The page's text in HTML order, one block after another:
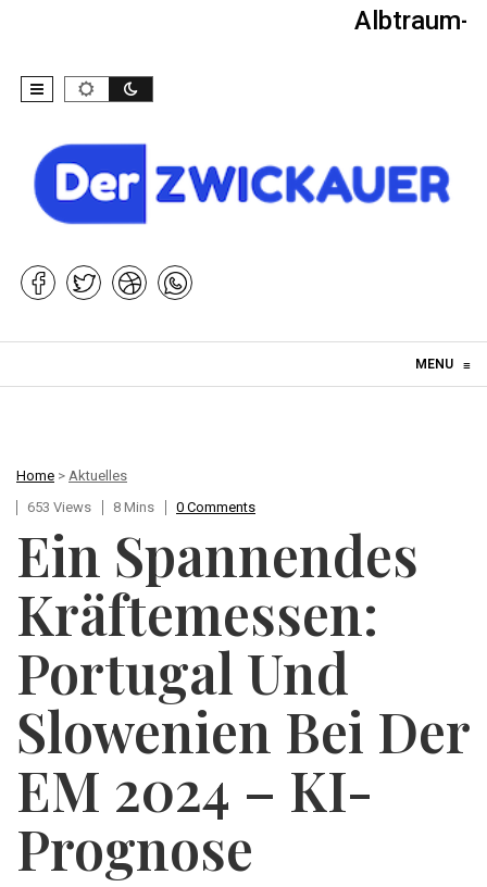
Albtraum-
MENU ≡
Home > Aktuelles
653 Views
8 Mins 0 Comments
Ein Spannendes
Kräftemessen:
Portugal Und
Slowenien Bei Der
EM 2024 – KI-
Prognose